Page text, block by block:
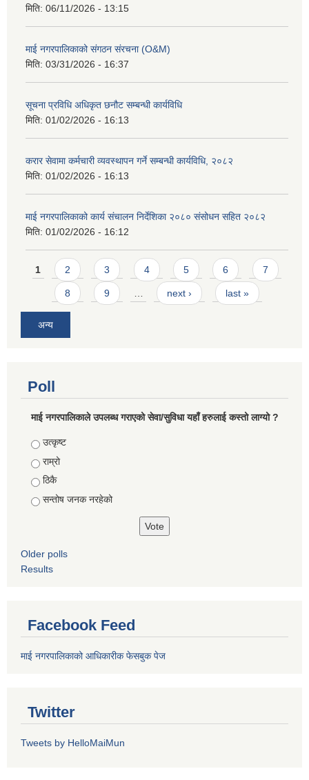
मिति: 06/11/2026 - 13:15
माई नगरपालिकाको संगठन संरचना (O&M)
मिति: 03/31/2026 - 16:37
सूचना प्रविधि अधिकृत छनौट सम्बन्धी कार्यविधि
मिति: 01/02/2026 - 16:13
करार सेवामा कर्मचारी व्यवस्थापन गर्ने सम्बन्धी कार्यविधि, २०८२
मिति: 01/02/2026 - 16:13
माई नगरपालिकाको कार्य संचालन निर्देशिका २०८० संसोधन सहित २०८२
मिति: 01/02/2026 - 16:12
Pages
1 2 3 4 5 6 7
8 9 next › last »
अन्य
Poll
माई नगरपालिकाले उपलब्ध गराएको सेवा/सुविधा यहाँ हरुलाई कस्तो लाग्यो ?
Choices
उत्कृष्ट
राम्रो
ठिकै
सन्तोष जनक नरहेको
Older polls
Results
Facebook Feed
माई नगरपालिकाको आधिकारीक फेसबुक पेज
Twitter
Tweets by HelloMaiMun